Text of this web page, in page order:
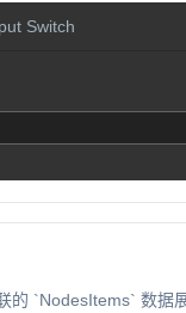
Switch
的 `NodesItems` 数据